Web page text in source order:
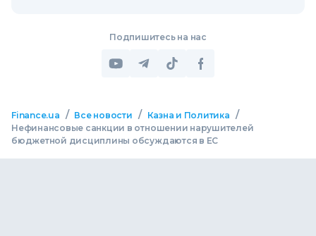
Подпишитесь на нас
Finance.ua / Все новости / Казна и Политика /
Нефинансовые санкции в отношении нарушителей
бюджетной дисциплины обсуждаются в ЕС